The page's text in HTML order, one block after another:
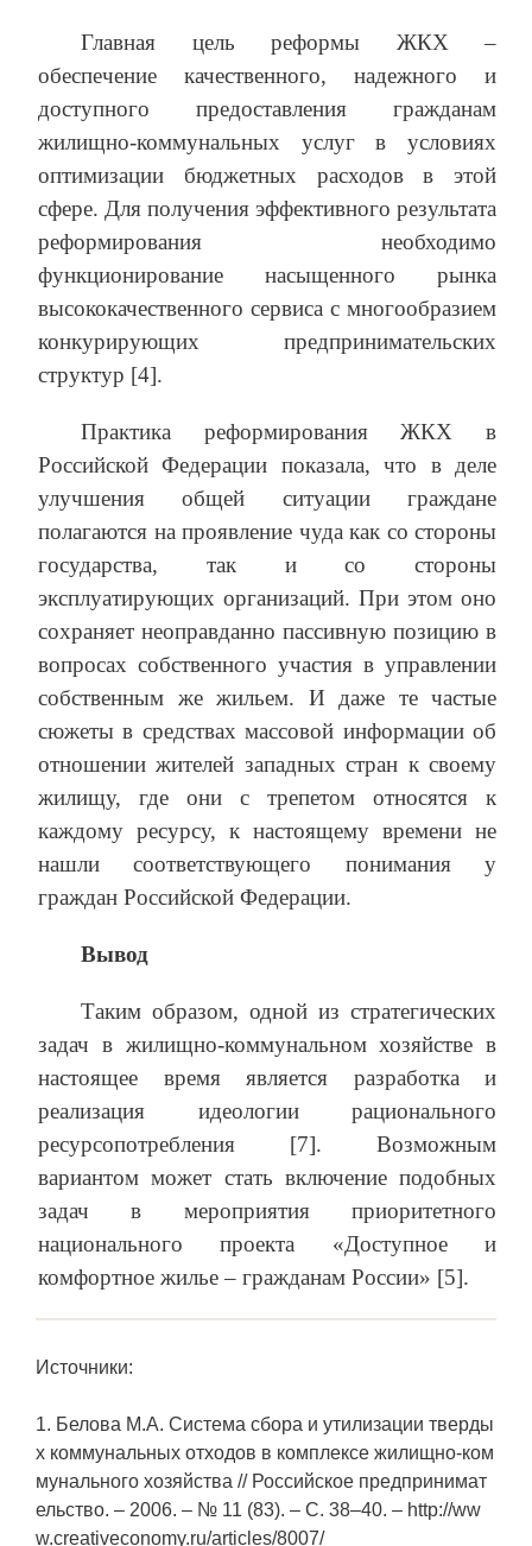
Главная цель реформы ЖКХ –
обеспечение качественного, надежного и
доступного предоставления гражданам
жилищно-коммунальных услуг в условиях
оптимизации бюджетных расходов в этой
сфере. Для получения эффективного результата
реформирования необходимо
функционирование насыщенного рынка
высококачественного сервиса с многообразием
конкурирующих предпринимательских
структур [4].
Практика реформирования ЖКХ в
Российской Федерации показала, что в деле
улучшения общей ситуации граждане
полагаются на проявление чуда как со стороны
государства, так и со стороны
эксплуатирующих организаций. При этом оно
сохраняет неоправданно пассивную позицию в
вопросах собственного участия в управлении
собственным же жильем. И даже те частые
сюжеты в средствах массовой информации об
отношении жителей западных стран к своему
жилищу, где они с трепетом относятся к
каждому ресурсу, к настоящему времени не
нашли соответствующего понимания у
граждан Российской Федерации.
Вывод
Таким образом, одной из стратегических
задач в жилищно-коммунальном хозяйстве в
настоящее время является разработка и
реализация идеологии рационального
ресурсопотребления [7]. Возможным
вариантом может стать включение подобных
задач в мероприятия приоритетного
национального проекта «Доступное и
комфортное жилье – гражданам России» [5].
Источники:
1. Белова М.А. Система сбора и утилизации тверды
х коммунальных отходов в комплексе жилищно-ком
мунального хозяйства // Российское предпринимат
ельство. – 2006. – № 11 (83). – С. 38–40. – http://ww
w.creativeconomy.ru/articles/8007/